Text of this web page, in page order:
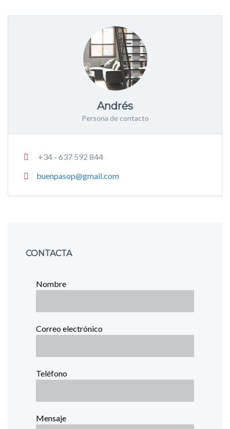
Andrés
Persona de contacto
+34 - 637 592 844
buenpasop@gmail.com
CONTACTA
Nombre
Correo electrónico
Teléfono
Mensaje